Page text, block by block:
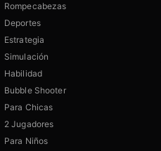
Rompecabezas
Deportes
Estrategia
Simulación
Habilidad
Bubble Shooter
Para Chicas
2 Jugadores
Para Niños